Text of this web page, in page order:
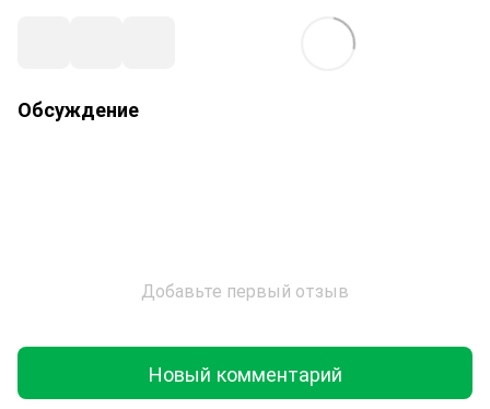
Обсуждение
Добавьте первый отзыв
Новый комментарий